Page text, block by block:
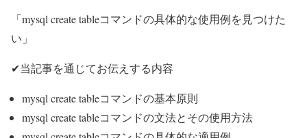
「mysql create tableコマンドの具体的な使用例を見つけた
い」
✔当記事を通じてお伝えする内容
mysql create tableコマンドの基本原則
mysql create tableコマンドの文法とその使用方法